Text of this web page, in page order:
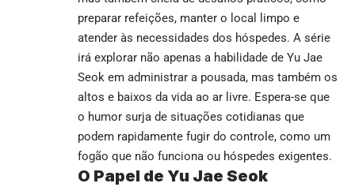
preparar refeições, manter o local limpo e
atender às necessidades dos hóspedes. A série
irá explorar não apenas a habilidade de Yu Jae
Seok em administrar a pousada, mas também os
altos e baixos da vida ao ar livre. Espera-se que
o humor surja de situações cotidianas que
podem rapidamente fugir do controle, como um
fogão que não funciona ou hóspedes exigentes.
O Papel de Yu Jae Seok